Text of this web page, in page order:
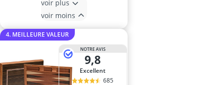
voir plus
voir moins
4. MEILLEURE VALEUR
NOTRE AVIS
9,8
Excellent
685